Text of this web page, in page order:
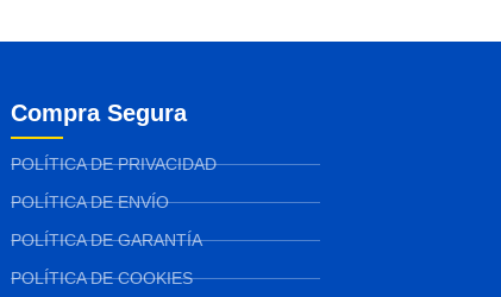
Compra Segura
POLÍTICA DE PRIVACIDAD
POLÍTICA DE ENVÍO
POLÍTICA DE GARANTÍA
POLÍTICA DE COOKIES